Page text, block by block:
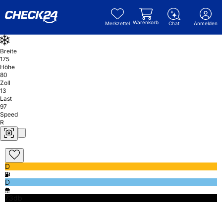
Merkzettel Warenkorb Chat Anmelden
Breite
175
Höhe
80
Zoll
13
Last
97
Speed
R
D
D
73db